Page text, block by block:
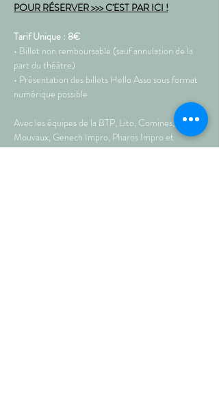
POUR RÉSERVER >>> C'EST PAR ICI !
Tarif Unique : 8€
• Billet non remboursable (sauf annulation de la
part du théâtre)
• Présentation des billets Hello Asso sous format
numérique possible
Avec les équipes de la BTP, Lito, Comines,
Mouvaux, Genech Impro, Pharos Impro et
Strandovie et les ZINC